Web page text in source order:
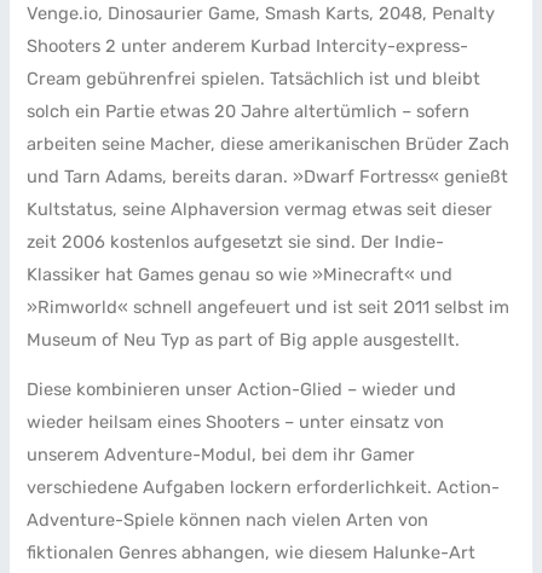
Venge.io, Dinosaurier Game, Smash Karts, 2048, Penalty
Shooters 2 unter anderem Kurbad Intercity-express-
Cream gebührenfrei spielen. Tatsächlich ist und bleibt
solch ein Partie etwas 20 Jahre altertümlich – sofern
arbeiten seine Macher, diese amerikanischen Brüder Zach
und Tarn Adams, bereits daran. »Dwarf Fortress« genießt
Kultstatus, seine Alphaversion vermag etwas seit dieser
zeit 2006 kostenlos aufgesetzt sie sind. Der Indie-
Klassiker hat Games genau so wie »Minecraft« und
»Rimworld« schnell angefeuert und ist seit 2011 selbst im
Museum of Neu Typ as part of Big apple ausgestellt.
Diese kombinieren unser Action-Glied – wieder und
wieder heilsam eines Shooters – unter einsatz von
unserem Adventure-Modul, bei dem ihr Gamer
verschiedene Aufgaben lockern erforderlichkeit. Action-
Adventure-Spiele können nach vielen Arten von
fiktionalen Genres abhangen, wie diesem Halunke-Art